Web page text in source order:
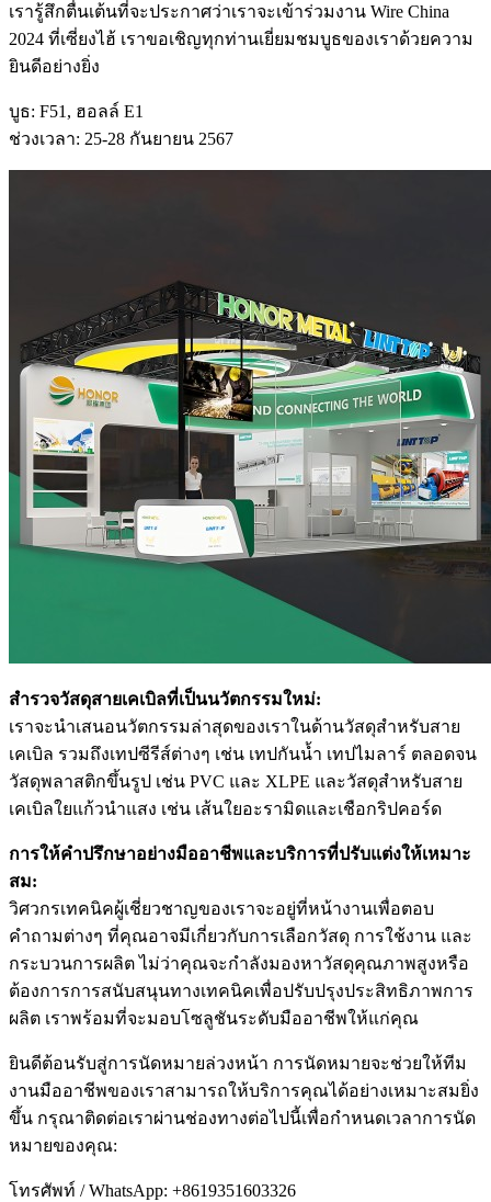
เรารู้สึกตื่นเต้นที่จะประกาศว่าเราจะเข้าร่วมงาน Wire China
2024 ที่เซี่ยงไฮ้ เราขอเชิญทุกท่านเยี่ยมชมบูธของเราด้วยความ
ยินดีอย่างยิ่ง
บูธ: F51, ฮอลล์ E1
ช่วงเวลา: 25-28 กันยายน 2567
สำรวจวัสดุสายเคเบิลที่เป็นนวัตกรรมใหม่:
เราจะนำเสนอนวัตกรรมล่าสุดของเราในด้านวัสดุสำหรับสาย
เคเบิล รวมถึงเทปซีรีส์ต่างๆ เช่น เทปกันน้ำ เทปไมลาร์ ตลอดจน
วัสดุพลาสติกขึ้นรูป เช่น PVC และ XLPE และวัสดุสำหรับสาย
เคเบิลใยแก้วนำแสง เช่น เส้นใยอะรามิดและเชือกริปคอร์ด
การให้คำปรึกษาอย่างมืออาชีพและบริการที่ปรับแต่งให้เหมาะ
สม:
วิศวกรเทคนิคผู้เชี่ยวชาญของเราจะอยู่ที่หน้างานเพื่อตอบ
คำถามต่างๆ ที่คุณอาจมีเกี่ยวกับการเลือกวัสดุ การใช้งาน และ
กระบวนการผลิต ไม่ว่าคุณจะกำลังมองหาวัสดุคุณภาพสูงหรือ
ต้องการการสนับสนุนทางเทคนิคเพื่อปรับปรุงประสิทธิภาพการ
ผลิต เราพร้อมที่จะมอบโซลูชันระดับมืออาชีพให้แก่คุณ
ยินดีต้อนรับสู่การนัดหมายล่วงหน้า การนัดหมายจะช่วยให้ทีม
งานมืออาชีพของเราสามารถให้บริการคุณได้อย่างเหมาะสมยิ่ง
ขึ้น กรุณาติดต่อเราผ่านช่องทางต่อไปนี้เพื่อกำหนดเวลาการนัด
หมายของคุณ:
โทรศัพท์ / WhatsApp: +8619351603326